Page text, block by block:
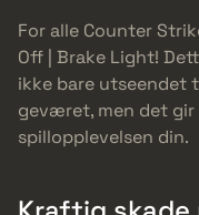
For alle Counter
Off | Brake Light!
ikke bare utseendet
geværet, men det
spillopplevelsen din.